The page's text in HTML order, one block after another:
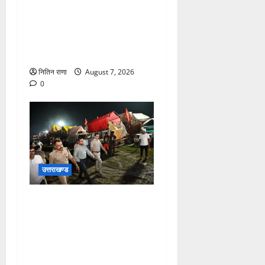
नितिन राणा
August 7, 2026
0
उत्तराखण्ड